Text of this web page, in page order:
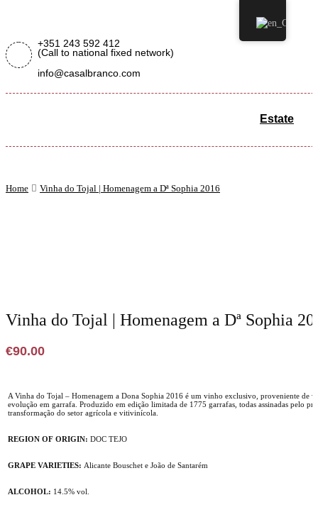
+351 243 592 412
(Call to national fixed network)
info@casalbranco.com
Estate
Home Vinha do Tojal | Homenagem a Dª Sophia 2016
Vinha do Tojal | Homenagem a Dª Sophia
€90.00
A Vinha do Tojal – Homenagem a Dona Sophia 2016 é um vinho exclusivo, proveniente de
evolução em garrafa. Produzido em edição limitada de 1775 garrafas, todas assinadas pelo
transformação do setor agrícola e vitivinícola.
REGION OF ORIGIN: DOC TEJO
GRAPE VARIETIES: Alicante Bouschet e João de Santarém
ALCOHOL: 14.5% vol.